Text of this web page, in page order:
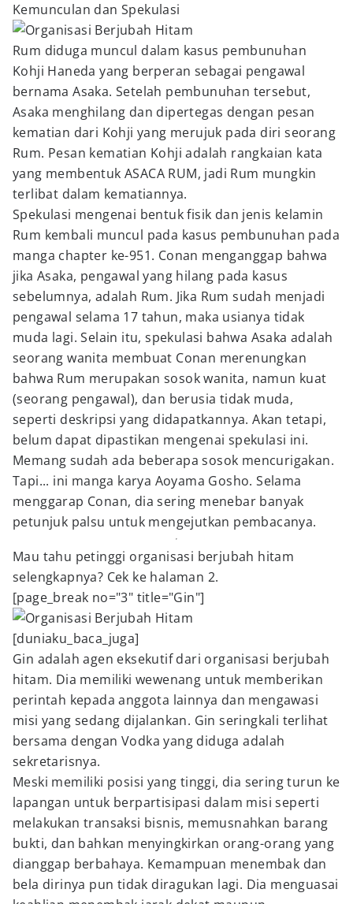
Kemunculan dan Spekulasi
Rum diduga muncul dalam kasus pembunuhan
Kohji Haneda yang berperan sebagai pengawal
bernama Asaka. Setelah pembunuhan tersebut,
Asaka menghilang dan dipertegas dengan pesan
kematian dari Kohji yang merujuk pada diri seorang
Rum. Pesan kematian Kohji adalah rangkaian kata
yang membentuk ASACA RUM, jadi Rum mungkin
terlibat dalam kematiannya.
Spekulasi mengenai bentuk fisik dan jenis kelamin
Rum kembali muncul pada kasus pembunuhan pada
manga chapter ke-951. Conan menganggap bahwa
jika Asaka, pengawal yang hilang pada kasus
sebelumnya, adalah Rum. Jika Rum sudah menjadi
pengawal selama 17 tahun, maka usianya tidak
muda lagi. Selain itu, spekulasi bahwa Asaka adalah
seorang wanita membuat Conan merenungkan
bahwa Rum merupakan sosok wanita, namun kuat
(seorang pengawal), dan berusia tidak muda,
seperti deskripsi yang didapatkannya. Akan tetapi,
belum dapat dipastikan mengenai spekulasi ini.
Memang sudah ada beberapa sosok mencurigakan.
Tapi... ini manga karya Aoyama Gosho. Selama
menggarap Conan, dia sering menebar banyak
petunjuk palsu untuk mengejutkan pembacanya.
Mau tahu petinggi organisasi berjubah hitam
selengkapnya? Cek ke halaman 2.
[page_break no="3" title="Gin"]
[duniaku_baca_juga]
Gin adalah agen eksekutif dari organisasi berjubah
hitam. Dia memiliki wewenang untuk memberikan
perintah kepada anggota lainnya dan mengawasi
misi yang sedang dijalankan. Gin seringkali terlihat
bersama dengan Vodka yang diduga adalah
sekretarisnya.
Meski memiliki posisi yang tinggi, dia sering turun ke
lapangan untuk berpartisipasi dalam misi seperti
melakukan transaksi bisnis, memusnahkan barang
bukti, dan bahkan menyingkirkan orang-orang yang
dianggap berbahaya. Kemampuan menembak dan
bela dirinya pun tidak diragukan lagi. Dia menguasai